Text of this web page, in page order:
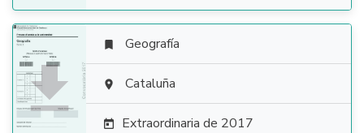

 Geografía
 Cataluña
 Extraordinaria de 2017